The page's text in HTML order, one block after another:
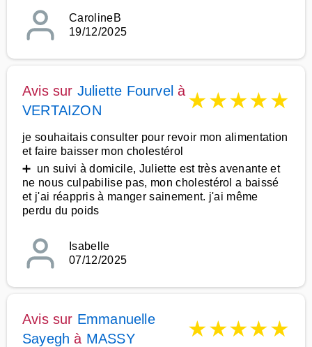
CarolineB
19/12/2025
Avis sur Juliette Fourvel à
VERTAIZON
★★★★★
je souhaitais consulter pour revoir mon alimentation
et faire baisser mon cholestérol
➕ un suivi à domicile, Juliette est très avenante et
ne nous culpabilise pas, mon cholestérol a baissé
et j'ai réappris à manger sainement. j'ai même
perdu du poids
Isabelle
07/12/2025
Avis sur Emmanuelle
Sayegh à MASSY ★★★★★